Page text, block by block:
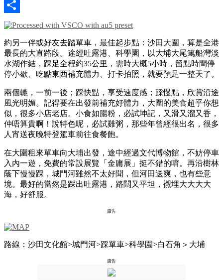
Share
約另一伴或好友去踏單車，最佳起步點：沙田大圍，算是全港
最長的大直路段。途經吐露港、科學園，以大埔大尾篤船灣淡
水湖作結，踩足全程約35公里，需時大概5小時，留點時間停
停小歇、吃點東西補充體力、打卡拍照，就要預足一整天了。
兩個轆，一前一後；踩快點，享受速度感；踩慢點，欣賞沿途
風光明媚。記得要在出發前補充好體力，大圍的美食超乎你想
似，很多小店老店。小食如腸粉，必試坤記，又滑又溜又香，
仲唔算貴啊！說特色呢，必試雞粥，那些年曾經很出名，很多
人宵送夜晚特登駕車前往食餐飽。
在大圍租來單車向大埔出發，途中經過文代博物館，不妨停車
入內一遊，免費的常設展覽「金庸展」挺不錯的唷。再沿樹林
蔭下慢慢踩，城門河雖然不太好聞，但河田送爽，也有些意
境。最好的當然是踩出吐露港，路闊又平坦，襯埋大大大大
海，好舒服。
廣告
路線：沙田文化館>城門河>踩單車>科學園>白石角＞大埔
廣告